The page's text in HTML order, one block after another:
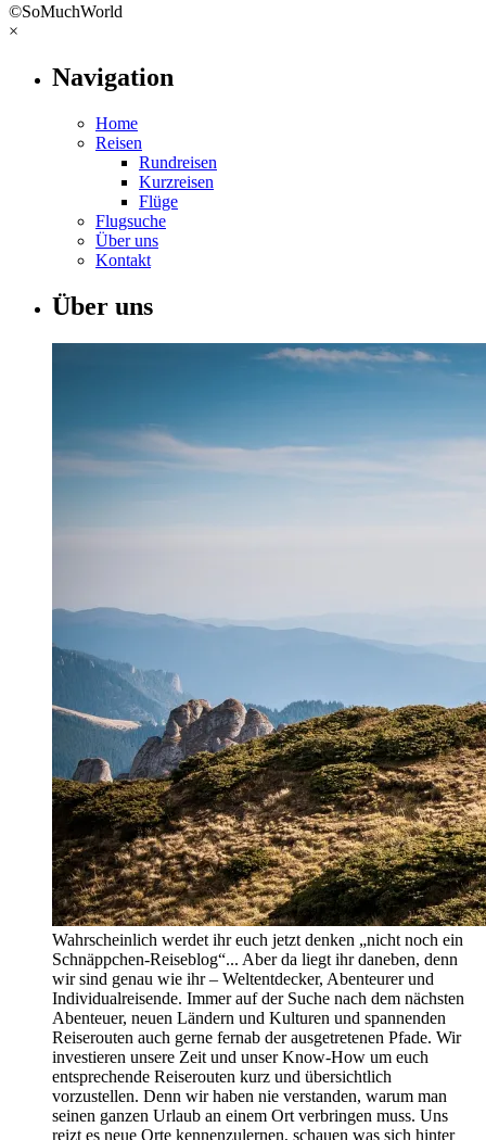
©SoMuchWorld
×
Navigation
Home
Reisen
Rundreisen
Kurzreisen
Flüge
Flugsuche
Über uns
Kontakt
Über uns
Wahrscheinlich werdet ihr euch jetzt denken „nicht noch ein
Schnäppchen-Reiseblog“... Aber da liegt ihr daneben, denn
wir sind genau wie ihr – Weltentdecker, Abenteurer und
Individualreisende. Immer auf der Suche nach dem nächsten
Abenteuer, neuen Ländern und Kulturen und spannenden
Reiserouten auch gerne fernab der ausgetretenen Pfade. Wir
investieren unsere Zeit und unser Know-How um euch
entsprechende Reiserouten kurz und übersichtlich
vorzustellen. Denn wir haben nie verstanden, warum man
seinen ganzen Urlaub an einem Ort verbringen muss. Uns
reizt es neue Orte kennenzulernen, schauen was sich hinter